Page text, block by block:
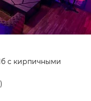
с кирпичными